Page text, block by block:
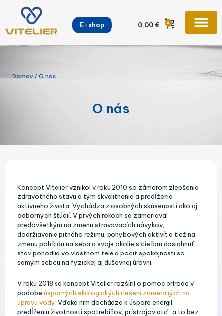
Preskočiť
obsah
E-shop 0,00€ 0
Domov / O nás
O nás
Koncept Vitelier vznikol v roku 2010 so zámerom zlepšenia
zdravotného stavu a tým skvalitnenia a predĺženia
aktívneho života. Vychádza z osobných skúseností ako aj
odborných štúdií. V prvých rokoch sa zameriaval
predovšetkým na zmenu stravovacích návykov,
dodržiavanie pitného režimu, pohybových aktivít a tiež na
zmenu pohľadu na seba a svoje okolie s cieľom dosiahnuť
stav pohodlia vo vlastnom tele a pocit spokojnosti so
samým sebou na fyzickej aj duševnej úrovni.
V roku 2018 sa koncept Vitelier rozšíril o pomoc prírode v
podobe úsporných ekologických riešení zameraných na
úpravu vody . Vďaka nim dochádza k úspore energií,
predĺženiu životnosti spotrebičov, prístrojov atď., a to bez